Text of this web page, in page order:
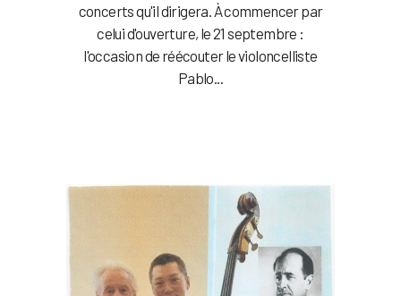
concerts qu'il dirigera. À commencer par
celui d'ouverture, le 21 septembre :
l'occasion de réécouter le violoncelliste
Pablo...